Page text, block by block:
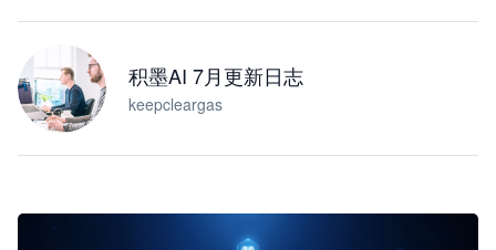
积墨AI 7月更新日志
keepcleargas